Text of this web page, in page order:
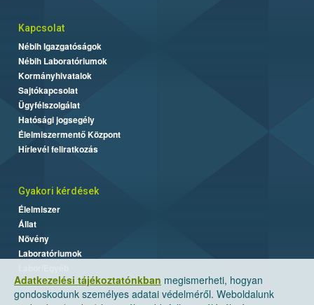
Adatkezelési tájékoztatónkban megismerheti, hogyan
gondoskodunk személyes adatai védelméről. Weboldalunk
Kapcsolat
Nébih Igazgatóságok
Nébih Laboratóriumok
Kormányhivatalok
Sajtókapcsolat
Ügyfélszolgálat
Hatósági jogsegély
Élelmiszermentő Központ
Hírlevél feliratkozás
Gyakori kérdések
Élelmiszer
Állat
Növény
Laboratóriumok